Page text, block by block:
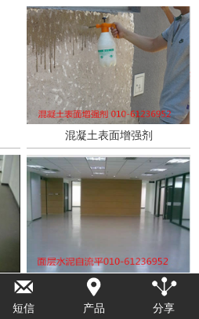
短信 产品 分享
混凝土表面增强剂
水泥自流平面层